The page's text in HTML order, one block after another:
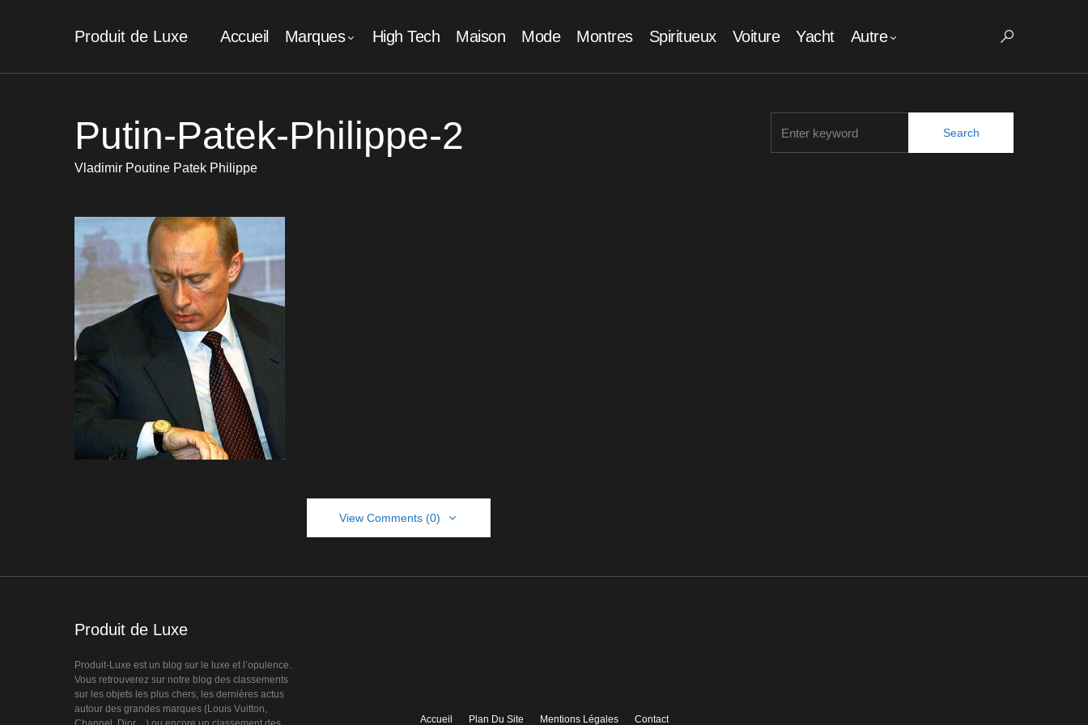
Produit de Luxe Accueil Marques High Tech Maison Mode Montres Spiritueux Voiture Yacht Autre
Putin-Patek-Philippe-2
Vladimir Poutine Patek Philippe
View Comments (0)
Search
Produit de Luxe
Produit-Luxe est un blog sur le luxe et l’opulence.
Vous retrouverez sur notre blog des classements
sur les objets les plus chers, les dernières actus
autour des grandes marques (Louis Vuitton,
Accueil Plan Du Site Mentions Légales Contact